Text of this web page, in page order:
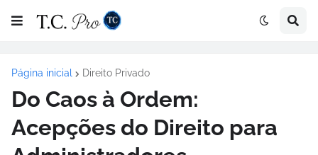
Página inicial Direito Privado
Do Caos à Ordem:
Acepções do Direito para